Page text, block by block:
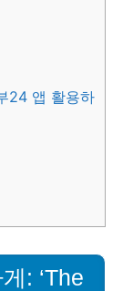
24 앱 활용하
: ‘The